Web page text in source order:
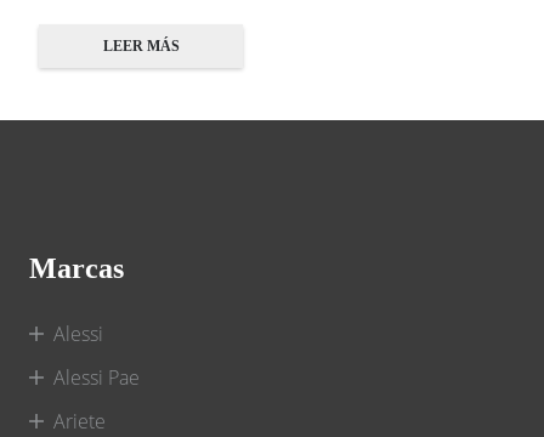
LEER MÁS
Marcas
Alessi
Alessi Pae
Ariete